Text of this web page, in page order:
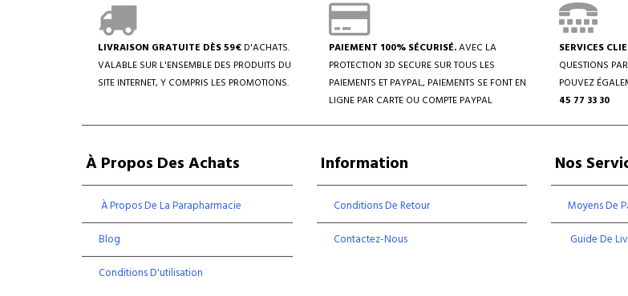
LIVRAISON GRATUITE DÈS 59€ D'ACHATS.
VALABLE SUR L'ENSEMBLE DES PRODUITS DU
SITE INTERNET, Y COMPRIS LES PROMOTIONS.
PAIEMENT 100% SÉCURISÉ.AVEC LA
PROTECTION 3D SECURE SUR TOUS LES
PAIEMENTS ET PAYPAL, PAIEMENTS SE FONT EN
LIGNE PAR CARTE OU COMPTE PAYPAL
SERVICES
QUESTIONS
POUVEZ
45 77 33 30
À Propos Des Achats
À Propos De La Parapharmacie
Blog
Conditions D'utilisation
Information
Conditions De Retour
Contactez-Nous
Nos
Moyens De
Guide De